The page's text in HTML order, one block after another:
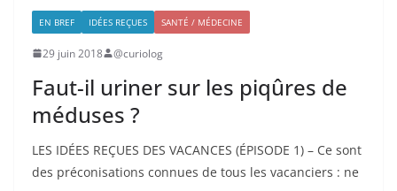
EN BREF IDÉES REÇUES SANTÉ / MÉDECINE
29 juin 2018 @curiolog
Faut-il uriner sur les piqûres de
méduses ?
LES IDÉES REÇUES DES VACANCES (ÉPISODE 1) – Ce sont
des préconisations connues de tous les vacanciers : ne